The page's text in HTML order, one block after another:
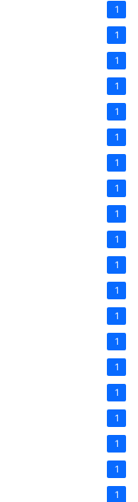
1
1
1
1
1
1
1
1
1
1
1
1
1
1
1
1
1
1
1
1